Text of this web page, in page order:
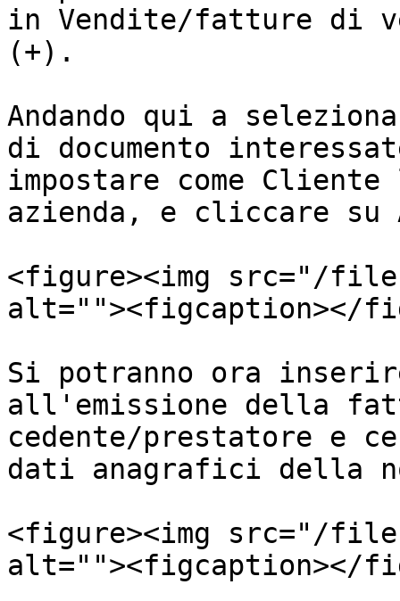
in Vendite/fatture di
(+).
Andando qui a
di documento
impostare come
azienda, e cliccare su
<figure><img src="/files/
alt=""><figcaption></
Si potranno ora
all'emissione della
cedente/prestatore e
dati anagrafici della
<figure><img src="/files/
alt=""><figcaption></